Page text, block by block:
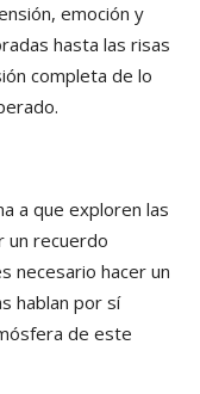
emoción y
hasta las risas
completa de lo
a que exploren las
un recuerdo
necesario hacer un
hablan por sí
de este